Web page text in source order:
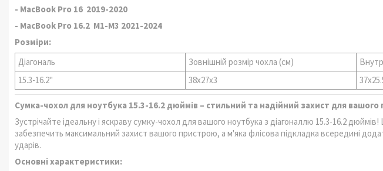
- MacBook Pro 16 2019-2020
- MacBook Pro 16.2 M1-M3 2021-2024
Розміри:
Діагональ
Зовнішній розмір чохла (см)
15.3-16.2"
38х27х3
Сумка-чохол для ноутбука 15.3-16.2 дюймів – стильний та надійний захист для
Зустрічайте ідеальну і яскраву сумку-чохол для вашого ноутбука з діагоналлю 15.3-16.2
забезпечить максимальний захист вашого пристрою, а м'яка флісова підкладка всередині
ударів.
Основні характеристики: